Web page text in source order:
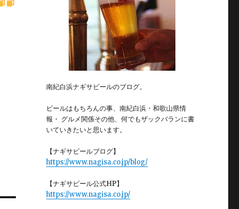
南紀白浜ナギサビールのブログ。
ビールはもちろんの事、南紀白浜・和歌山県情
報・ グルメ関係その他、何でもザックバランに書
いていきたいと思います。
【ナギサビールブログ】
https://www.nagisa.co.jp/blog/
【ナギサビール公式HP】
https://www.nagisa.co.jp/